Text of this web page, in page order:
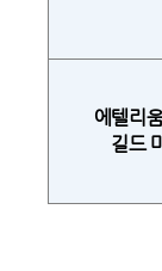
에텔리
길드